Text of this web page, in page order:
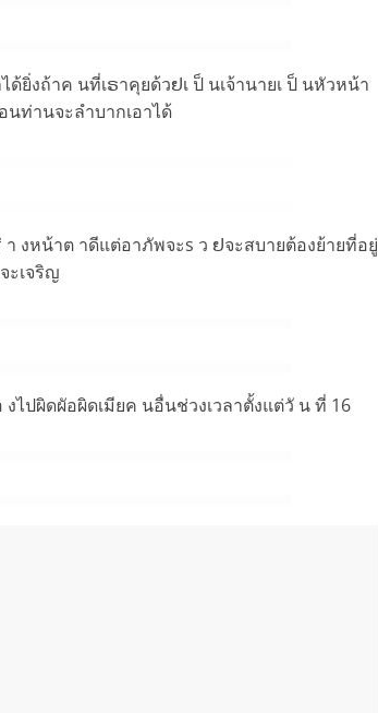
ยิ่งถ้าค นที่เຣาคุยด้วຢเ ป็ นเจ้านายเ ป็ นหัวหน้า
นท่านจะลำบากเอาได้
งหน้าต าดีแต่อาภัพจะs ว ຢจะสบายต้องย้ายที่อยู่
ะเจริญ
ไปผิดผัอผิดเมียค นอื่นช่วงเวลาตั้งแต่วั น ที่ 16